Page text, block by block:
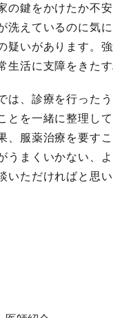
の鍵をかけたか不
洗えているのに気
疑いがあります。
生活に支障をきたす
は、診療を行った
とを一緒に整理し
、服薬治療を要す
うまくいかない、
いただければと思い